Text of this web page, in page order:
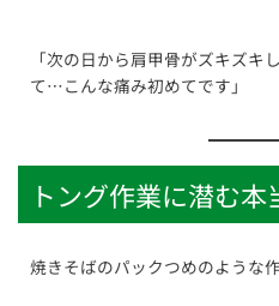
「次の日から肩甲骨がズキズキ
て…こんな痛み初めてです」
トング作業に潜む本
焼きそばのパックつめのような